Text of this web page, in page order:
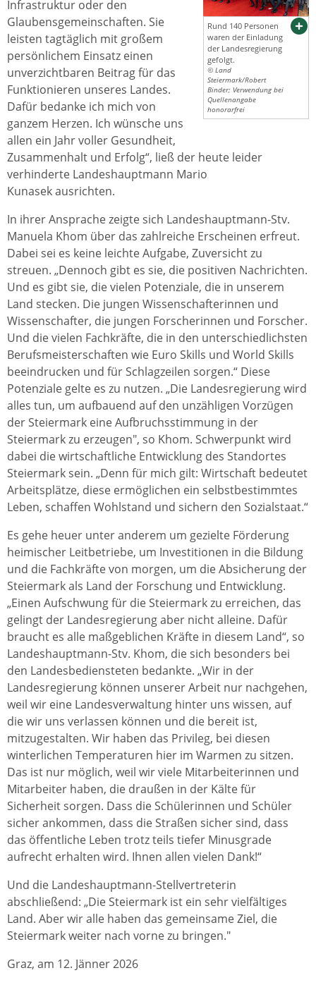
Rund 140 Personen
waren der Einladung
der Landesregierung
gefolgt.
© Land
Steiermark/Robert
Binder; Verwendung bei
Quellenangabe
honorarfrei
Infrastruktur oder den
Glaubensgemeinschaften. Sie
leisten tagtäglich mit großem
persönlichem Einsatz einen
unverzichtbaren Beitrag für das
Funktionieren unseres Landes.
Dafür bedanke ich mich von
ganzem Herzen. Ich wünsche uns
allen ein Jahr voller Gesundheit,
Zusammenhalt und Erfolg“, ließ der heute leider
verhinderte Landeshauptmann Mario
Kunasek ausrichten.
In ihrer Ansprache zeigte sich Landeshauptmann-Stv.
Manuela Khom über das zahlreiche Erscheinen erfreut.
Dabei sei es keine leichte Aufgabe, Zuversicht zu
streuen. „Dennoch gibt es sie, die positiven Nachrichten.
Und es gibt sie, die vielen Potenziale, die in unserem
Land stecken. Die jungen Wissenschafterinnen und
Wissenschafter, die jungen Forscherinnen und Forscher.
Und die vielen Fachkräfte, die in den unterschiedlichsten
Berufsmeisterschaften wie Euro Skills und World Skills
beeindrucken und für Schlagzeilen sorgen.“ Diese
Potenziale gelte es zu nutzen. „Die Landesregierung wird
alles tun, um aufbauend auf den unzähligen Vorzügen
der Steiermark eine Aufbruchsstimmung in der
Steiermark zu erzeugen", so Khom. Schwerpunkt wird
dabei die wirtschaftliche Entwicklung des Standortes
Steiermark sein. „Denn für mich gilt: Wirtschaft bedeutet
Arbeitsplätze, diese ermöglichen ein selbstbestimmtes
Leben, schaffen Wohlstand und sichern den Sozialstaat.“
Es gehe heuer unter anderem um gezielte Förderung
heimischer Leitbetriebe, um Investitionen in die Bildung
und die Fachkräfte von morgen, um die Absicherung der
Steiermark als Land der Forschung und Entwicklung.
„Einen Aufschwung für die Steiermark zu erreichen, das
gelingt der Landesregierung aber nicht alleine. Dafür
braucht es alle maßgeblichen Kräfte in diesem Land“, so
Landeshauptmann-Stv. Khom, die sich besonders bei
den Landesbediensteten bedankte. „Wir in der
Landesregierung können unserer Arbeit nur nachgehen,
weil wir eine Landesverwaltung hinter uns wissen, auf
die wir uns verlassen können und die bereit ist,
mitzugestalten. Wir haben das Privileg, bei diesen
winterlichen Temperaturen hier im Warmen zu sitzen.
Das ist nur möglich, weil wir viele Mitarbeiterinnen und
Mitarbeiter haben, die draußen in der Kälte für
Sicherheit sorgen. Dass die Schülerinnen und Schüler
sicher ankommen, dass die Straßen sicher sind, dass
das öffentliche Leben trotz teils tiefer Minusgrade
aufrecht erhalten wird. Ihnen allen vielen Dank!“
Und die Landeshauptmann-Stellvertreterin
abschließend: „Die Steiermark ist ein sehr vielfältiges
Land. Aber wir alle haben das gemeinsame Ziel, die
Steiermark weiter nach vorne zu bringen."
Graz, am 12. Jänner 2026